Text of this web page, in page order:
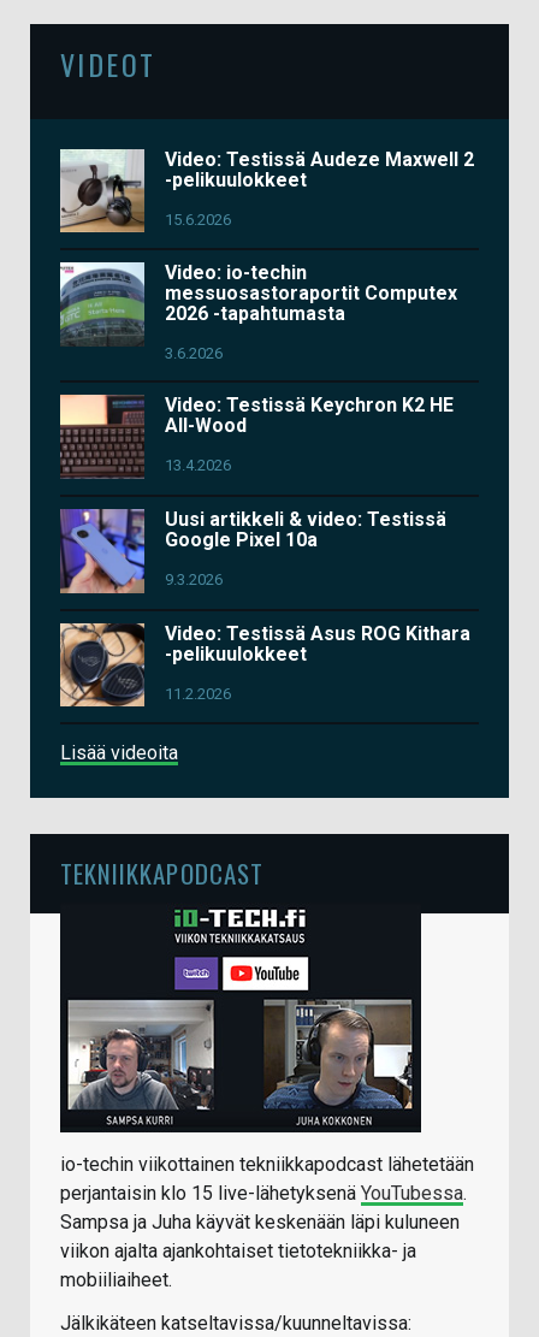
VIDEOT
Video: Testissä Audeze Maxwell 2
-pelikuulokkeet
15.6.2026
Video: io-techin
messuosastoraportit Computex
2026 -tapahtumasta
3.6.2026
Video: Testissä Keychron K2 HE
All-Wood
13.4.2026
Uusi artikkeli & video: Testissä
Google Pixel 10a
9.3.2026
Video: Testissä Asus ROG Kithara
-pelikuulokkeet
11.2.2026
Lisää videoita
TEKNIIKKAPODCAST
io-techin viikottainen tekniikkapodcast lähetetään
perjantaisin klo 15 live-lähetyksenä YouTubessa.
Sampsa ja Juha käyvät keskenään läpi kuluneen
viikon ajalta ajankohtaiset tietotekniikka- ja
mobiiliaiheet.
Jälkikäteen katseltavissa/kuunneltavissa: